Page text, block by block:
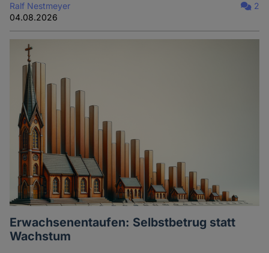
Ralf Nestmeyer
04.08.2026
2
Erwachsenentaufen: Selbstbetrug statt
Wachstum